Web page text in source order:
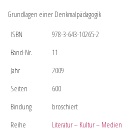
Grundlagen einer Denkmalpädagogik
ISBN
978-3-643-10265-2
Band-Nr.
11
Jahr
2009
Seiten
600
Bindung
broschiert
Reihe
Literatur – Kultur – Medien